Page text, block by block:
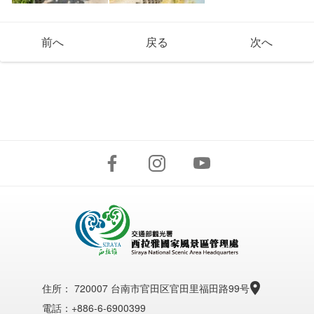
前へ 戻る 次へ
住所： 720007 台南市官田区官田里福田路99号
電話：+886-6-6900399